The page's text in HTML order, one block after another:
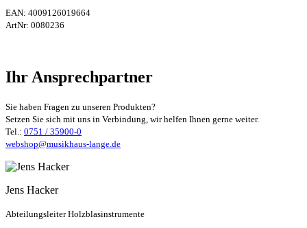
EAN: 4009126019664
ArtNr: 0080236
Ihr Ansprechpartner
Sie haben Fragen zu unseren Produkten?
Setzen Sie sich mit uns in Verbindung, wir helfen Ihnen gerne weiter.
Tel.: 0751 / 35900-0
webshop@musikhaus-lange.de
Jens Hacker
Abteilungsleiter Holzblasinstrumente